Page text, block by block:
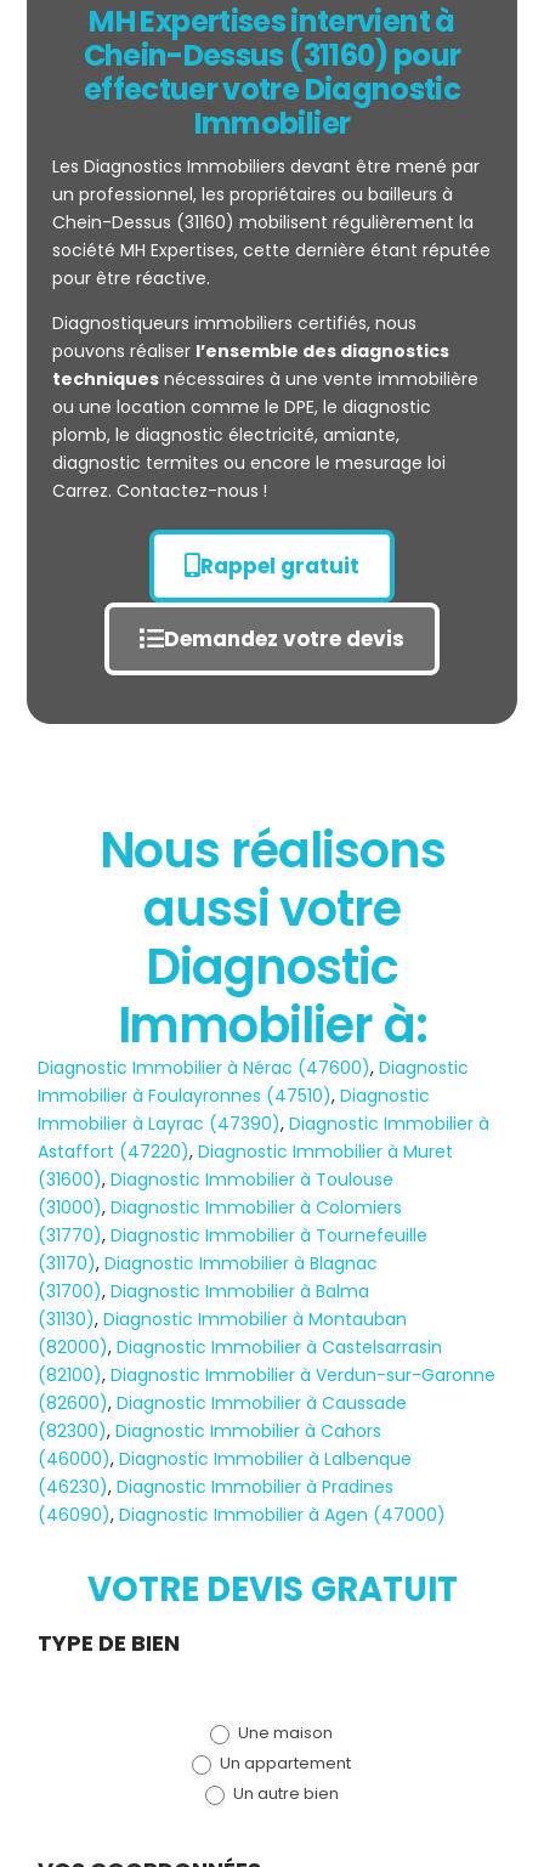
Mesurage
CARREZ
État des risques
POLLUTION
Diagnostic
TERMITES
MH Expertises intervient à
Chein-Dessus (31160) pour
effectuer votre Diagnostic
Immobilier
Les Diagnostics Immobiliers devant être mené par
un professionnel, les propriétaires ou bailleurs à
Chein-Dessus (31160) mobilisent régulièrement la
société MH Expertises, cette dernière étant réputée
pour être réactive.
Diagnostiqueurs immobiliers certifiés, nous
pouvons réaliser l’ensemble des diagnostics
techniquesnécessaires à une vente immobilière
ou une location comme le DPE, le diagnostic
plomb, le diagnostic électricité, amiante,
diagnostic termites ou encore le mesurage loi
Carrez. Contactez-nous !
Rappel gratuit
Demandez votre devis
Nous réalisons
aussi votre
Diagnostic
Immobilier à:
Diagnostic Immobilier à Nérac (47600),Diagnostic
Immobilier à Foulayronnes (47510),Diagnostic
Immobilier à Layrac (47390),Diagnostic Immobilier à
Astaffort (47220),Diagnostic Immobilier à Muret
(31600),Diagnostic Immobilier à Toulouse
(31000),Diagnostic Immobilier à Colomiers
(31770),Diagnostic Immobilier à Tournefeuille
(31170),Diagnostic Immobilier à Blagnac
(31700),Diagnostic Immobilier à Balma
(31130),Diagnostic Immobilier à Montauban
(82000),Diagnostic Immobilier à Castelsarrasin
(82100),Diagnostic Immobilier à Verdun-sur-Garonne
(82600),Diagnostic Immobilier à Caussade
(82300),Diagnostic Immobilier à Cahors
(46000),Diagnostic Immobilier à Lalbenque
(46230),Diagnostic Immobilier à Pradines
(46090),Diagnostic Immobilier à Agen (47000)
VOTRE DEVIS GRATUIT
Demande
TYPE DE BIEN
Une maison
Un appartement
Un autre bien